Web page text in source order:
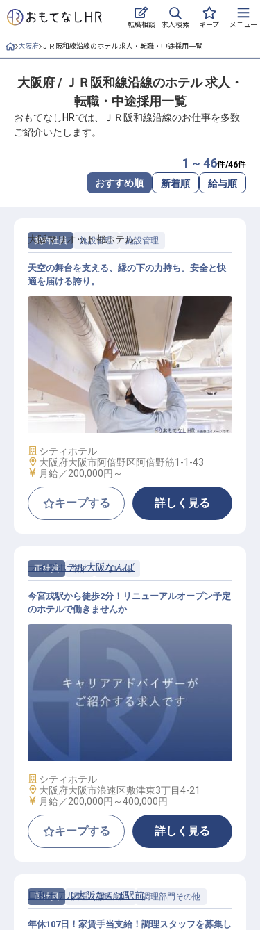
転職相談 求人検索 キープ メニュー
ログイン
求人・施設を探す
キープした求人
おもてなしHRについて
よくある質問
ホテル・宿泊業界情報コラム
無料 転職サポートに申し込む
採用をお考えの企業様へ
大阪府 ＪＲ阪和線沿線のホテル 求人・転職・中途採用一覧
大阪府 / ＪＲ阪和線沿線のホテル 求人・
転職・中途採用一覧
おもてなしHRでは、ＪＲ阪和線沿線のお仕事を多数
ご紹介いたします。
1 ~ 46件/46件
おすすめ順 新着順 給与順
契約社員 施設管理 施設管理
施設管理スタッフ
大阪マリオット都ホテル
天空の舞台を支える、縁の下の力持ち。安全と快
適を届ける誇り。
施設業態
シティホテル
勤務地
大阪府大阪市阿倍野区阿倍野筋1-1-43
給与
月給／200,000円～
キープする 詳しく見る
正社員 宿泊 フロント
フロント
ライズホテル大阪なんば
今宮戎駅から徒歩2分！リニューアルオープン予定
のホテルで働きませんか
施設業態
シティホテル
勤務地
大阪府大阪市浪速区敷津東3丁目4-21
給与
月給／200,000円～400,000円
キープする 詳しく見る
正社員 調理（調理師） 調理部門その他
日和ホテル大阪なんば駅前
年休107日！家賃手当支給！調理スタッフを募集し